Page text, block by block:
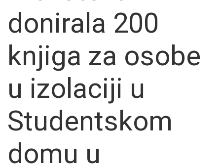
donirala 200
knjiga za osobe
u izolaciji u
Studentskom
domu u